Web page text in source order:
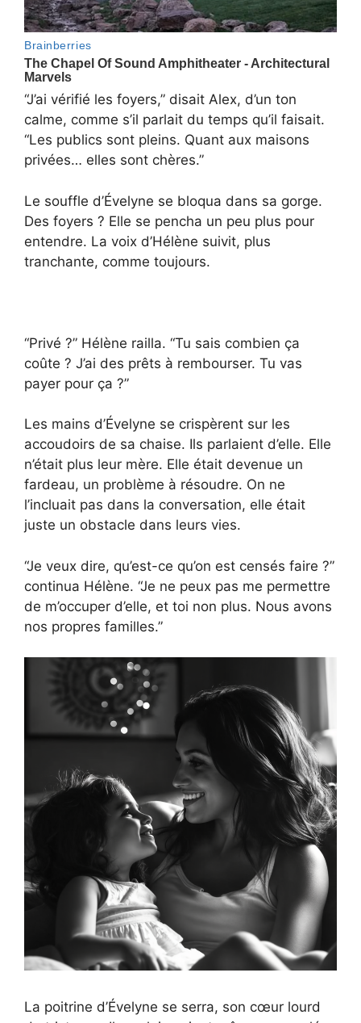
“J’ai vérifié les foyers,” disait Alex, d’un ton
calme, comme s’il parlait du temps qu’il faisait.
“Les publics sont pleins. Quant aux maisons
privées… elles sont chères.”
Le souffle d’Évelyne se bloqua dans sa gorge.
Des foyers ? Elle se pencha un peu plus pour
entendre. La voix d’Hélène suivit, plus
tranchante, comme toujours.
“Privé ?” Hélène railla. “Tu sais combien ça
coûte ? J’ai des prêts à rembourser. Tu vas
payer pour ça ?”
Les mains d’Évelyne se crispèrent sur les
accoudoirs de sa chaise. Ils parlaient d’elle. Elle
n’était plus leur mère. Elle était devenue un
fardeau, un problème à résoudre. On ne
l’incluait pas dans la conversation, elle était
juste un obstacle dans leurs vies.
“Je veux dire, qu’est-ce qu’on est censés faire ?”
continua Hélène. “Je ne peux pas me permettre
de m’occuper d’elle, et toi non plus. Nous avons
nos propres familles.”
La poitrine d’Évelyne se serra, son cœur lourd